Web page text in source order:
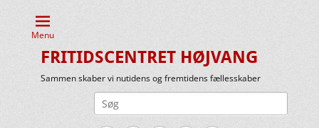
Menu
FRITIDSCENTRET HØJVANG
Sammen skaber vi nutidens og fremtidens fællesskaber